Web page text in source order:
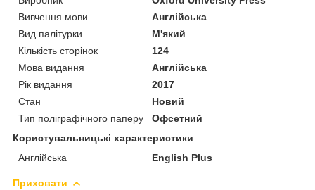
Вивчення мови
Англійська
Вид палітурки
М'який
Кількість сторінок
124
Мова видання
Англійська
Рік видання
2017
Стан
Новий
Тип поліграфічного паперу
Офсетний
Користувальницькі характеристики
Англійська
English Plus
Приховати